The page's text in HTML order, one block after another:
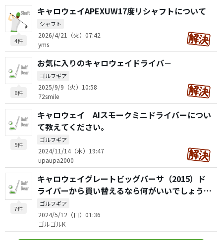
4件
キャロウェイAPEXUW17度リシャフトについて
シャフト
2026/4/21（火）07:42
yms
6件
お気に入りのキャロウェイドライバ－
ゴルフギア
2025/9/9（火）10:58
72smile
5件
キャロウェイ AIスモークミニドライバーについ
て教えてください。
ゴルフギア
2024/11/14（木）19:47
upaupa2000
7件
キャロウェイグレートビッグバーサ（2015）ド
ライバーから買い替えるなら何がいいでしょう
か？
ゴルフギア
2024/5/12（日）01:36
ゴルゴルK